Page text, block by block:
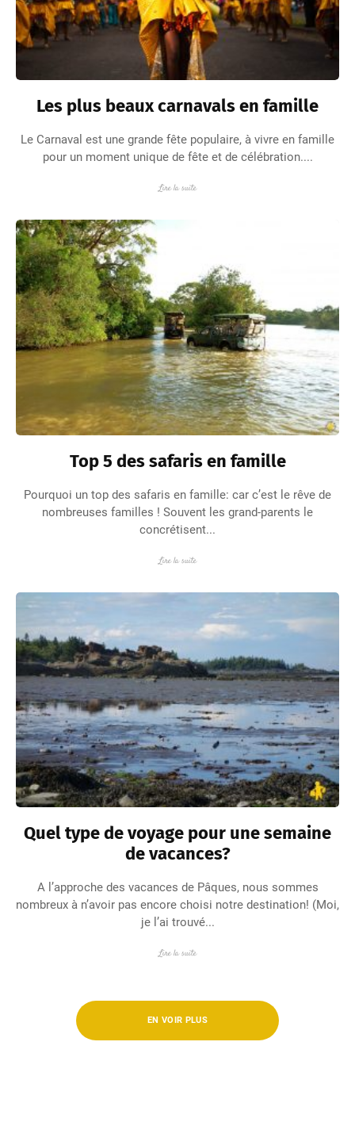
Les plus beaux carnavals en famille
Le Carnaval est une grande fête populaire, à vivre en famille
pour un moment unique de fête et de célébration....
Lire la suite
Top 5 des safaris en famille
Pourquoi un top des safaris en famille: car c’est le rêve de
nombreuses familles ! Souvent les grand-parents le
concrétisent...
Lire la suite
Quel type de voyage pour une semaine
de vacances?
A l’approche des vacances de Pâques, nous sommes
nombreux à n’avoir pas encore choisi notre destination! (Moi,
je l’ai trouvé...
Lire la suite
EN VOIR PLUS